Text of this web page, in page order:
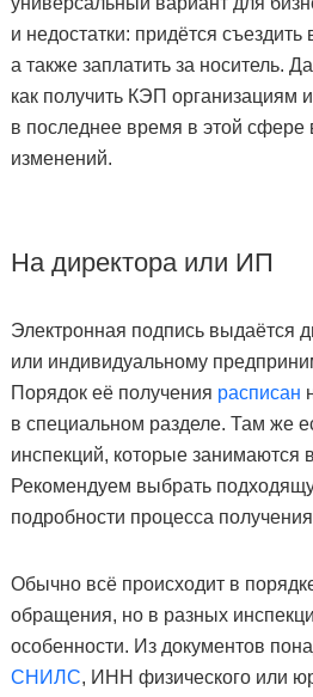
и недостатки: придётся
а также заплатить за носитель.
как получить КЭП организациям
в последнее время в этой сфере
изменений.
На директора или ИП
Электронная подпись выдаётся
или индивидуальному
Порядок её получения расписан
в специальном разделе. Там же
инспекций, которые занимаются
Рекомендуем выбрать
подробности процесса
Обычно всё происходит в
обращения, но в разных
особенности. Из документов
СНИЛС, ИНН физического или